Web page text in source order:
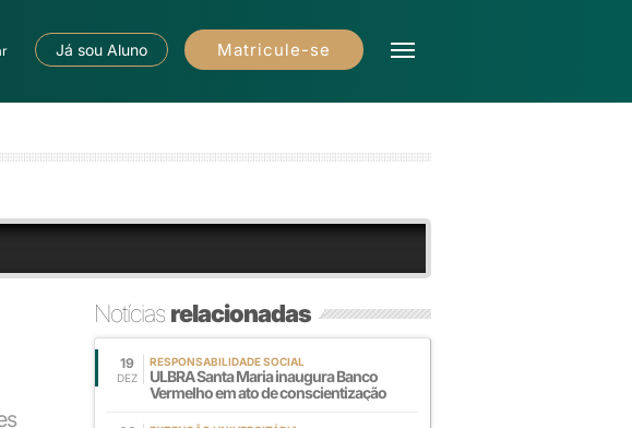
Já sou Aluno Matricule-se
Notíciasrelacionadas
19
DEZ
RESPONSABILIDADE SOCIAL
ULBRA Santa Maria inaugura Banco
Vermelho em ato de conscientização